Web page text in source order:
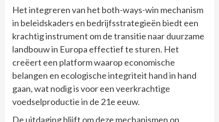
Het integreren van het both-ways-win mechanism
in beleidskaders en bedrijfsstrategieën biedt een
krachtig instrument om de transitie naar duurzame
landbouw in Europa effectief te sturen. Het
creëert een platform waarop economische
belangen en ecologische integriteit hand in hand
gaan, wat nodig is voor een veerkrachtige
voedselproductie in de 21e eeuw.
De uitdaging blijft om deze mechanismen op